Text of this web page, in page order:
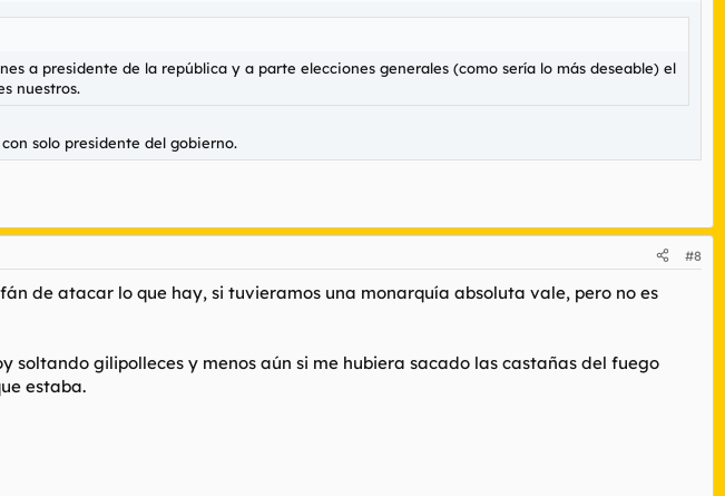
a presidente de la república y a parte elecciones generales (como sería lo más deseable) el
nuestros.
solo presidente del gobierno.
#8
de atacar lo que hay, si tuvieramos una monarquía absoluta vale, pero no es
gilipolleces y menos aún si me hubiera sacado las castañas del fuego
estaba.